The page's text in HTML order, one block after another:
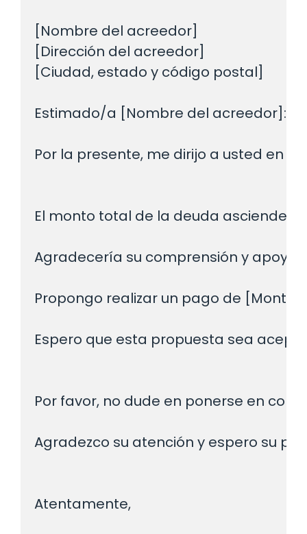
[Nombre del acreedor]
[Dirección del acreedor]
[Ciudad, estado y código postal]
Estimado/a [Nombre del acreedor]:
Por la presente, me dirijo a usted en
El monto total de la deuda asciende
Agradecería su comprensión y apoyo
Propongo realizar un pago de
Espero que esta propuesta sea
Por favor, no dude en ponerse en
Agradezco su atención y espero su
Atentamente,